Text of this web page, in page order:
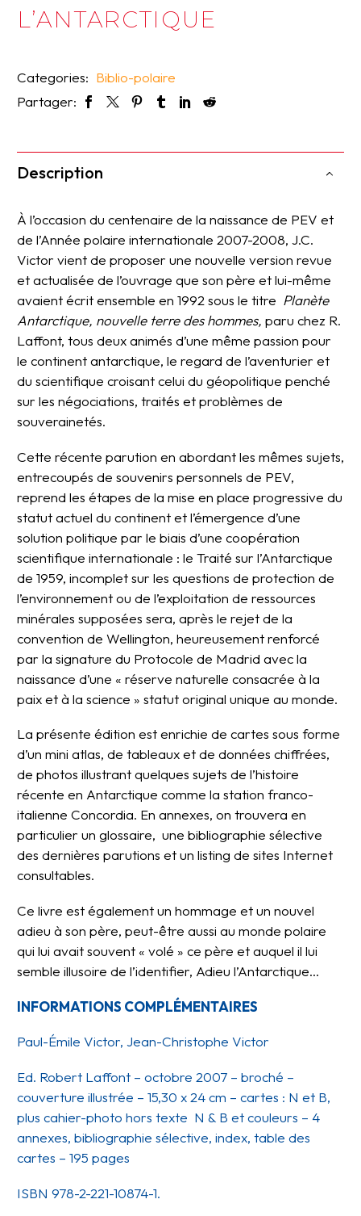
L’ANTARCTIQUE
Categories: Biblio-polaire
Partager:
Description
À l’occasion du centenaire de la naissance de PEV et
de l’Année polaire internationale 2007-2008, J.C.
Victor vient de proposer une nouvelle version revue
et actualisée de l’ouvrage que son père et lui-même
avaient écrit ensemble en 1992 sous le titre Planète
Antarctique, nouvelle terre des hommes, paru chez R.
Laffont, tous deux animés d’une même passion pour
le continent antarctique, le regard de l’aventurier et
du scientifique croisant celui du géopolitique penché
sur les négociations, traités et problèmes de
souverainetés.
Cette récente parution en abordant les mêmes sujets,
entrecoupés de souvenirs personnels de PEV,
reprend les étapes de la mise en place progressive du
statut actuel du continent et l’émergence d’une
solution politique par le biais d’une coopération
scientifique internationale : le Traité sur l’Antarctique
de 1959, incomplet sur les questions de protection de
l’environnement ou de l’exploitation de ressources
minérales supposées sera, après le rejet de la
convention de Wellington, heureusement renforcé
par la signature du Protocole de Madrid avec la
naissance d’une « réserve naturelle consacrée à la
paix et à la science » statut original unique au monde.
La présente édition est enrichie de cartes sous forme
d’un mini atlas, de tableaux et de données chiffrées,
de photos illustrant quelques sujets de l’histoire
récente en Antarctique comme la station franco-
italienne Concordia. En annexes, on trouvera en
particulier un glossaire, une bibliographie sélective
des dernières parutions et un listing de sites Internet
consultables.
Ce livre est également un hommage et un nouvel
adieu à son père, peut-être aussi au monde polaire
qui lui avait souvent « volé » ce père et auquel il lui
semble illusoire de l’identifier, Adieu l’Antarctique…
INFORMATIONS COMPLÉMENTAIRES
Paul-Émile Victor, Jean-Christophe Victor
Ed. Robert Laffont – octobre 2007 – broché –
couverture illustrée – 15,30 x 24 cm – cartes : N et B,
plus cahier-photo hors texte N & B et couleurs – 4
annexes, bibliographie sélective, index, table des
cartes – 195 pages
ISBN 978-2-221-10874-1.